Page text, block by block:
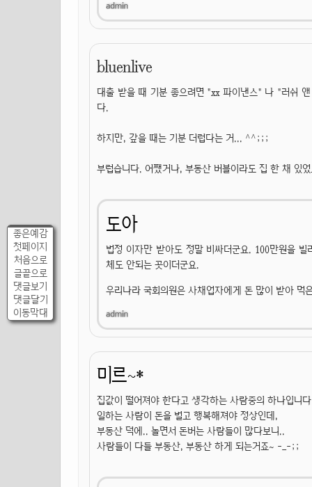
좋은예감
첫페이지
처음으로
글끝으로
댓글보기
댓글달기
이동막대
bluenlive
대출 받을 때 기분 좋으려면 "xx 파이낸스" 나 "러쉬
다.
하지만, 갚을 때는 기분 더럽다는 거... ^^;;;
부럽습니다. 어쨌거나, 부동산 버블이라도 집 한 채 있
도아
법정 이자만 받아도 정말 비싸더군요. 100만원을
체도 안되는 곳이더군요.
우리나라 국회의원은 사채업자에게 돈 많이 받아 먹
미르~*
집값이 떨어져야 한다고 생각하는 사람중의 하나입니
일하는 사람이 돈을 벌고 행복해져야 정상인데,
부동산 덕에.. 놀면서 돈버는 사람들이 많다보니..
사람들이 다들 부동산, 부동산 하게 되는거죠~ -_-;;